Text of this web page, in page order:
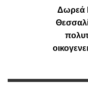
Δωρεά